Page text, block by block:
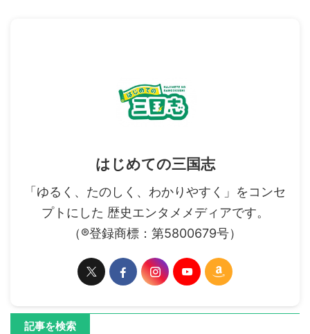
はじめての三国志
「ゆるく、たのしく、わかりやすく」をコンセ
プトにした 歴史エンタメメディアです。
（®登録商標：第5800679号）
記事を検索